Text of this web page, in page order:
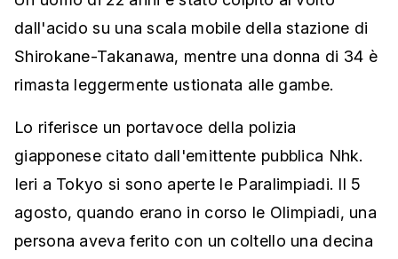
dall'acido su una scala mobile della stazione di
Shirokane-Takanawa, mentre una donna di 34 è
rimasta leggermente ustionata alle gambe.
Lo riferisce un portavoce della polizia
giapponese citato dall'emittente pubblica Nhk.
Ieri a Tokyo si sono aperte le Paralimpiadi. Il 5
agosto, quando erano in corso le Olimpiadi, una
persona aveva ferito con un coltello una decina